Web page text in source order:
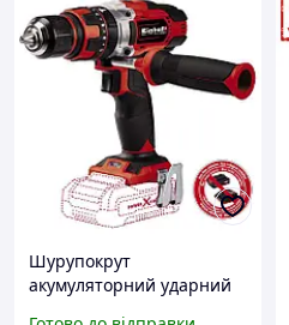
Шурупокрут
акумуляторний ударний